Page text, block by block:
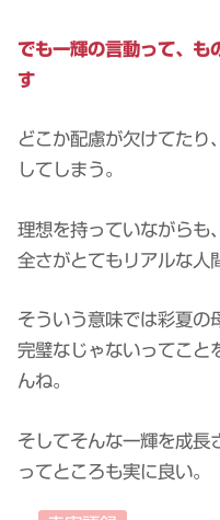
でも一輝の言動って、も
す
どこか配慮が欠けてたり
してしまう。
理想を持っていながらも
全さがとてもリアルな人
そういう意味では彩夏の
完璧なじゃないってこと
んね。
そしてそんな一輝を成長
ってところも実に良い。